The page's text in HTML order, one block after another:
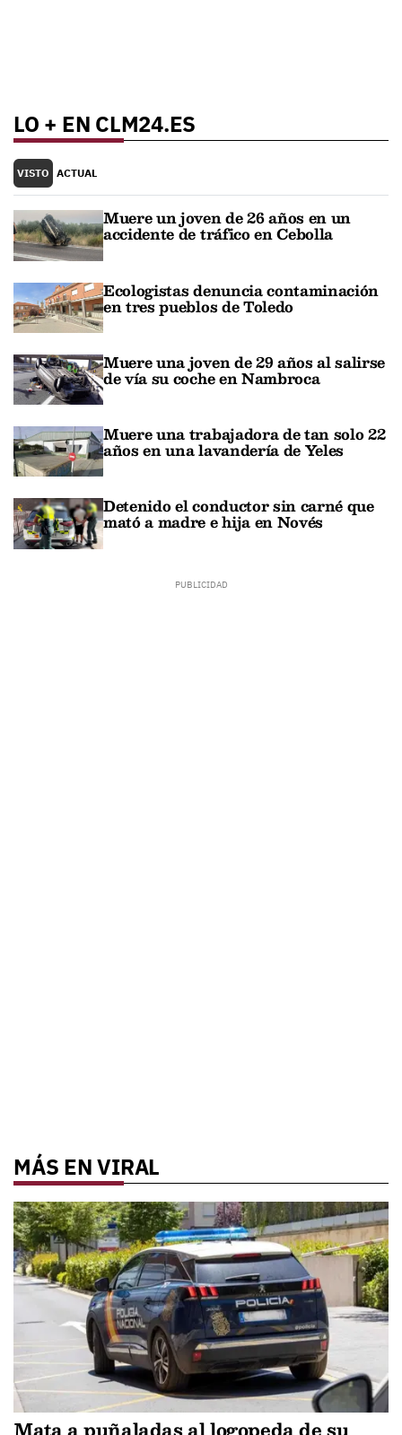
LO + EN CLM24.ES
VISTO ACTUAL
Muere un joven de 26 años en un
accidente de tráfico en Cebolla
Ecologistas denuncia contaminación
en tres pueblos de Toledo
Muere una joven de 29 años al salirse
de vía su coche en Nambroca
Muere una trabajadora de tan solo 22
años en una lavandería de Yeles
Detenido el conductor sin carné que
mató a madre e hija en Novés
MÁS EN VIRAL